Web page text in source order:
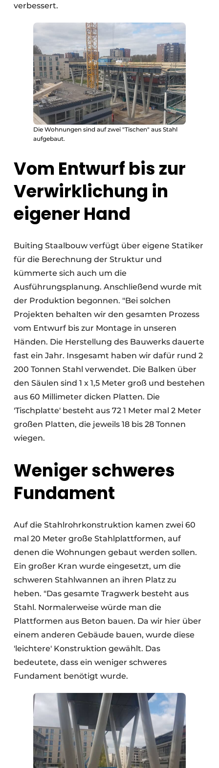
verbessert.
Die Wohnungen sind auf zwei "Tischen" aus Stahl
aufgebaut.
Vom Entwurf bis zur
Verwirklichung in
eigener Hand
Buiting Staalbouw verfügt über eigene Statiker
für die Berechnung der Struktur und
kümmerte sich auch um die
Ausführungsplanung. Anschließend wurde mit
der Produktion begonnen. "Bei solchen
Projekten behalten wir den gesamten Prozess
vom Entwurf bis zur Montage in unseren
Händen. Die Herstellung des Bauwerks dauerte
fast ein Jahr. Insgesamt haben wir dafür rund 2
200 Tonnen Stahl verwendet. Die Balken über
den Säulen sind 1 x 1,5 Meter groß und bestehen
aus 60 Millimeter dicken Platten. Die
'Tischplatte' besteht aus 72 1 Meter mal 2 Meter
großen Platten, die jeweils 18 bis 28 Tonnen
wiegen.
Weniger schweres
Fundament
Auf die Stahlrohrkonstruktion kamen zwei 60
mal 20 Meter große Stahlplattformen, auf
denen die Wohnungen gebaut werden sollen.
Ein großer Kran wurde eingesetzt, um die
schweren Stahlwannen an ihren Platz zu
heben. "Das gesamte Tragwerk besteht aus
Stahl. Normalerweise würde man die
Plattformen aus Beton bauen. Da wir hier über
einem anderen Gebäude bauen, wurde diese
'leichtere' Konstruktion gewählt. Das
bedeutete, dass ein weniger schweres
Fundament benötigt wurde.